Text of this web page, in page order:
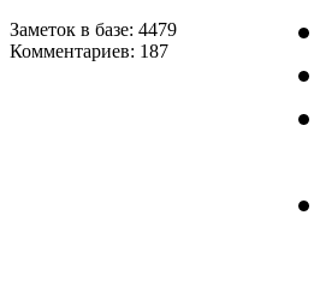
Заметок в базе: 4479
Комментариев: 187